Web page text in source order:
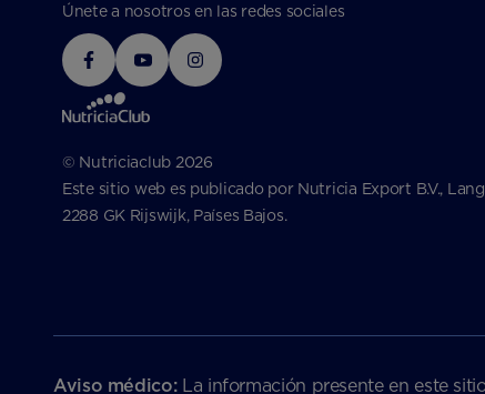
Únete a nosotros en las redes sociales
© Nutriciaclub 2026
Este sitio web es publicado por Nutricia Export B.V.,
2288 GK Rijswijk, Países Bajos.
Aviso médico:La información presente en este